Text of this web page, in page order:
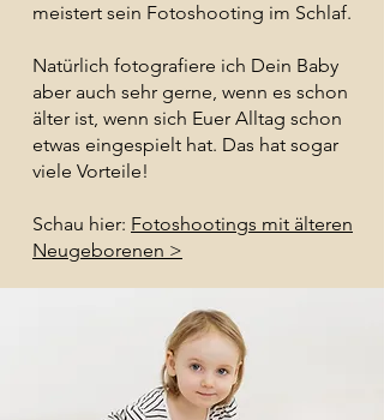
meistert sein Fotoshooting im Schlaf.
Natürlich fotografiere ich Dein Baby
aber auch sehr gerne, wenn es schon
älter ist, wenn sich Euer Alltag schon
etwas eingespielt hat. Das hat sogar
viele Vorteile!
Schau hier: Fotoshootings mit älteren
Neugeborenen >